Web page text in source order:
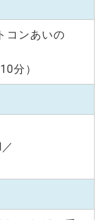
コンあいの
分）